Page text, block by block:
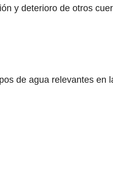
y deterioro de otros
de agua relevantes en